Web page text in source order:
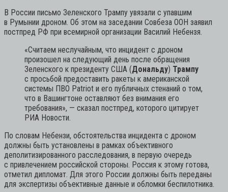
В России письмо Зеленского Трампу увязали с упавшим
в Румынии дроном. Об этом на заседании Совбеза ООН заявил
постпред РФ при всемирной организации Василий Небензя.
«Считаем неслучайным, что инцидент с дроном
произошел на следующий день после обращения
Зеленского к президенту США (Дональду) Трампу
с просьбой предоставить ракеты к американской
системы ПВО Patriot и его публичных стенаний о том,
что в Вашингтоне оставляют без внимания его
требования», — сказал постпред, которого цитирует
РИА Новости.
По словам Небензи, обстоятельства инцидента с дроном
должны быть установлены в рамках объективного
деполитизированного расследования, в первую очередь
с привлечением российской стороны. Россия к этому готова,
отметил дипломат. Для этого России должны быть переданы
для экспертизы объективные данные и обломки беспилотника.